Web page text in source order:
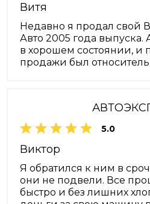
Витя
Недавно я продал свой
Авто 2005 года выпуска.
в хорошем состоянии, и
продажи был
5.0
Виктор
Я обратился к ним в
они не подвели. Все
быстро и без лишних